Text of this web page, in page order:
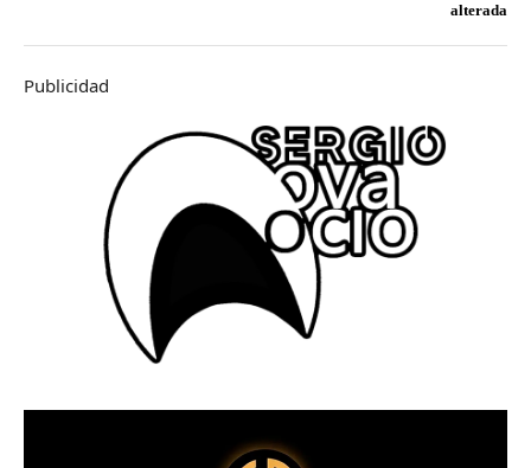
alterada
Publicidad